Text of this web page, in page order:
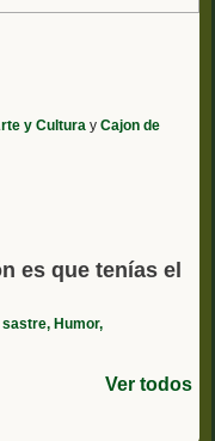
y Cultura y Cajon de
es que tenías el
Humor,
Ver todos